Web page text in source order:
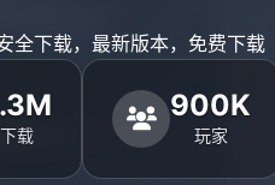
全下载，最新版本，免费下载
下载
900K
玩家